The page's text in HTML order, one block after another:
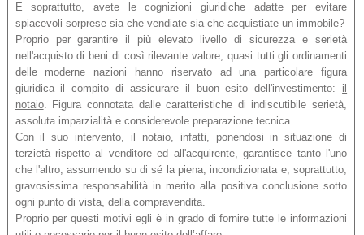
E soprattutto, avete le cognizioni giuridiche adatte per evitare
spiacevoli sorprese sia che vendiate sia che acquistiate un immobile?
Proprio per garantire il più elevato livello di sicurezza e serietà
nell'acquisto di beni di così rilevante valore, quasi tutti gli ordinamenti
delle moderne nazioni hanno riservato ad una particolare figura
giuridica il compito di assicurare il buon esito dell'investimento: il
notaio. Figura connotata dalle caratteristiche di indiscutibile serietà,
assoluta imparzialità e considerevole preparazione tecnica.
Con il suo intervento, il notaio, infatti, ponendosi in situazione di
terzietà rispetto al venditore ed all'acquirente, garantisce tanto l'uno
che l'altro, assumendo su di sé la piena, incondizionata e, soprattutto,
gravosissima responsabilità in merito alla positiva conclusione sotto
ogni punto di vista, della compravendita.
Proprio per questi motivi egli è in grado di fornire tutte le informazioni